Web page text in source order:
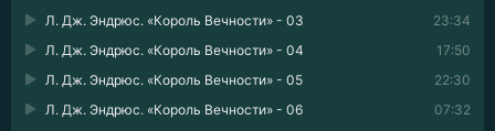
23:34
Л. Дж. Эндрюс. «Король Вечности» - 03
17:50
Л. Дж. Эндрюс. «Король Вечности» - 04
22:30
Л. Дж. Эндрюс. «Король Вечности» - 05
07:32
Л. Дж. Эндрюс. «Король Вечности» - 06